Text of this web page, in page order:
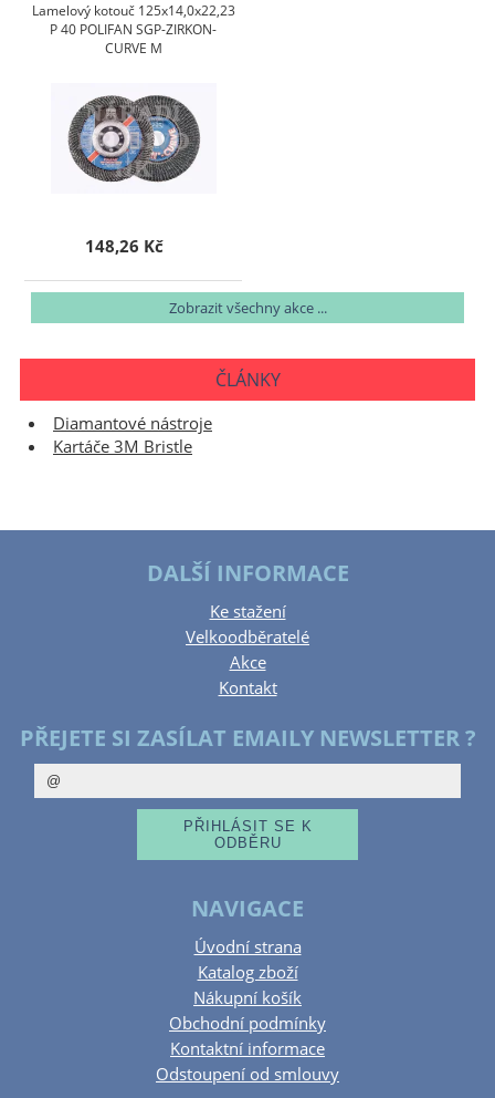
Lamelový kotouč 125x14,0x22,23
P 40 POLIFAN SGP-ZIRKON-
CURVE M
148,26 Kč
Zobrazit všechny akce ...
ČLÁNKY
Diamantové nástroje
Kartáče 3M Bristle
DALŠÍ INFORMACE
Ke stažení
Velkoodběratelé
Akce
Kontakt
PŘEJETE SI ZASÍLAT EMAILY NEWSLETTER ?
NAVIGACE
Úvodní strana
Katalog zboží
Nákupní košík
Obchodní podmínky
Kontaktní informace
Odstoupení od smlouvy